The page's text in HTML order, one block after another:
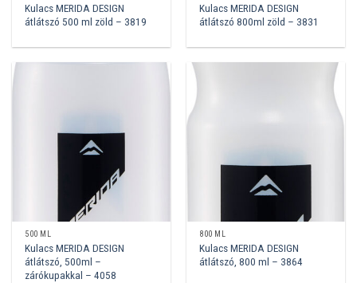
Kulacs MERIDA DESIGN
átlátszó 500 ml zöld – 3819
Kulacs MERIDA DESIGN
átlátszó 800ml zöld – 3831
500 ML
Kulacs MERIDA DESIGN
átlátszó, 500ml –
zárókupakkal – 4058
800 ML
Kulacs MERIDA DESIGN
átlátszó, 800 ml – 3864